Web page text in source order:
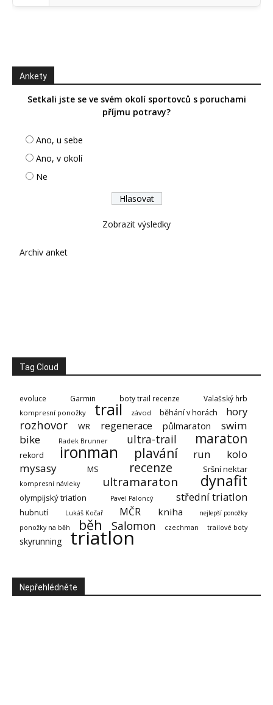
Ankety
Setkali jste se ve svém okolí sportovců s poruchami
příjmu potravy?
Ano, u sebe
Ano, v okolí
Ne
Zobrazit výsledky
Archiv anket
Tag Cloud
evoluce Garmin boty trail recenze Valašský hrb
kompresní ponožky trail závod běhání v horách hory
rozhovor WR regenerace půlmaraton
swim
bike
Radek Brunner ultra-trail maraton
rekord ironman plavání run
kolo
mysasy
MS recenze Sršní nektar
kompresní návleky ultramaraton dynafit
olympijský triatlon Pavel Paloncý střední triatlon
hubnutí Lukáš Kočař MČR kniha
nejlepší ponožky
ponožky na běh
běh Salomon czechman trailové boty
skyrunning triatlon
Nepřehlédněte